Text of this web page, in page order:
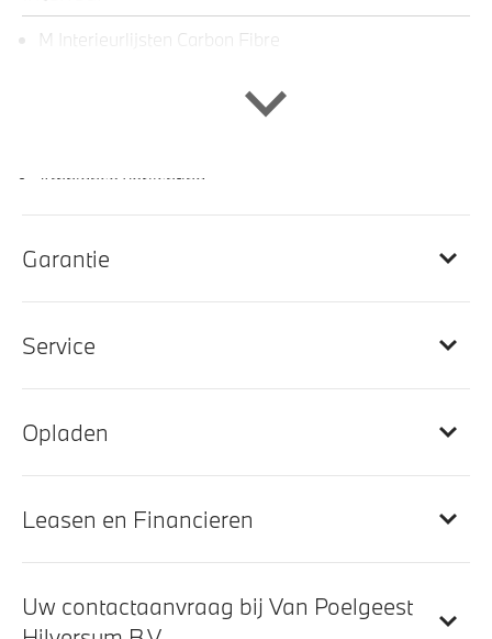
M Interieurlijsten Carbon Fibre
Ambiance verlichting
Automatische dimmende binnenspiegel
Elektrisch verstelbare stoelen
M Hemelbekleding in Anthrazit uitgevoerd
Elektrisch verstelbare lendensteun voor bestuurder
DAB-tuner
Garantie
Service
Opladen
Leasen en Financieren
Uw contactaanvraag bij Van Poelgeest